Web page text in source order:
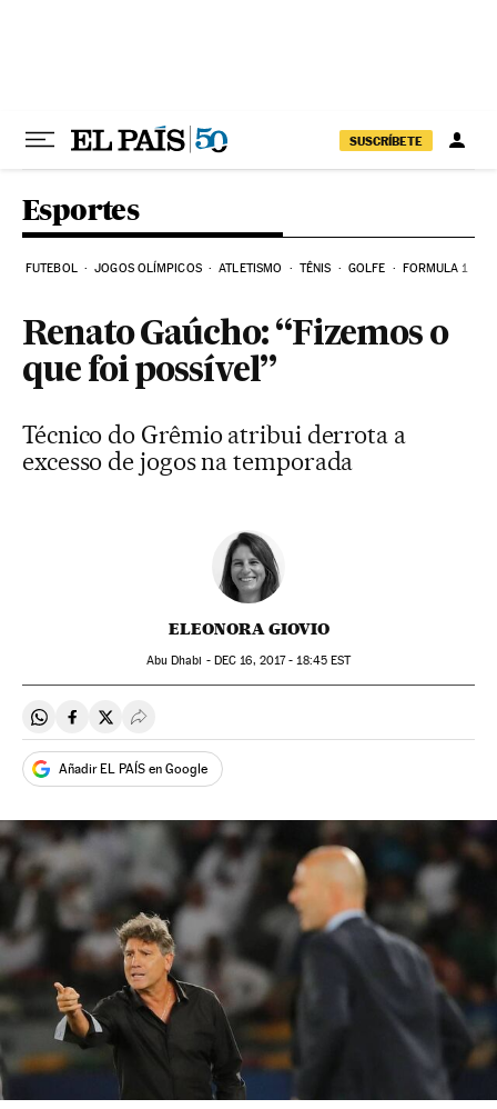
SUSCRÍBETE
Esportes
FUTEBOL JOGOS OLÍMPICOS ATLETISMO TÊNIS GOLFE FORMULA 1
Renato Gaúcho: “Fizemos o
que foi possível”
Técnico do Grêmio atribui derrota a
excesso de jogos na temporada
ELEONORA GIOVIO
Abu Dhabi - DEC 16, 2017 - 18:45EST
Compartir en Whatsapp
Compartir en Facebook
Compartir en Twitter
Desplegar Redes Sociales
Añadir EL PAÍS en Google